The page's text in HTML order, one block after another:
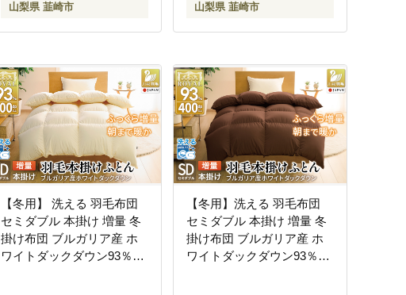
山梨県 韮崎市 山梨県 韮崎市
【冬用】 洗える 羽毛布団
セミダブル 本掛け 増量 冬
掛け布団 ブルガリア産 ホ
ワイトダックダウン93％
【冬用】洗える 羽毛布団
セミダブル 本掛け 増量 冬
掛け布団 ブルガリア産 ホ
ワイトダックダウン93％